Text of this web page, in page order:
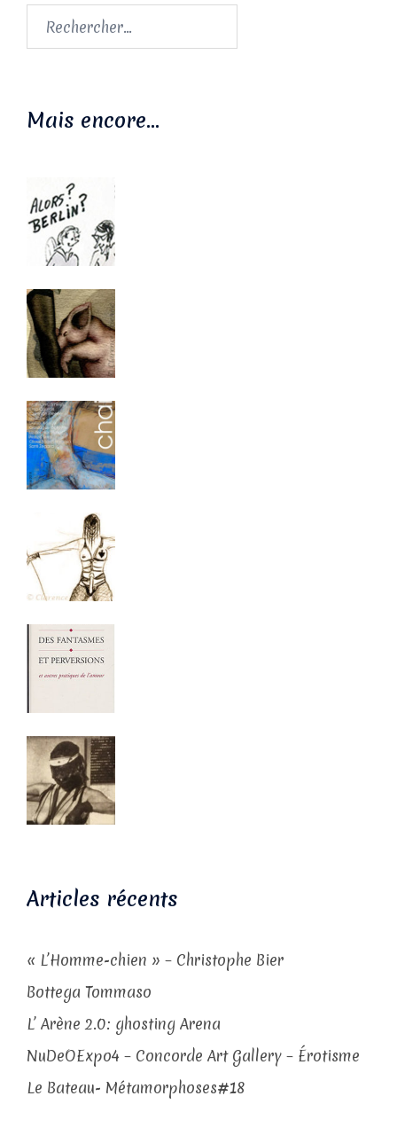
Rechercher :
Mais encore…
Articles récents
« L’Homme-chien » – Christophe Bier
Bottega Tommaso
L’ Arène 2.0: ghosting Arena
NuDeOExpo4 – Concorde Art Gallery – Érotisme
Le Bateau- Métamorphoses#18